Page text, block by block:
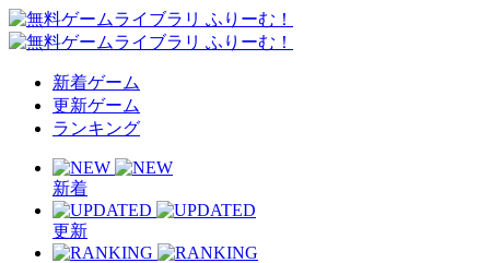
新着ゲーム
更新ゲーム
ランキング
新着
更新